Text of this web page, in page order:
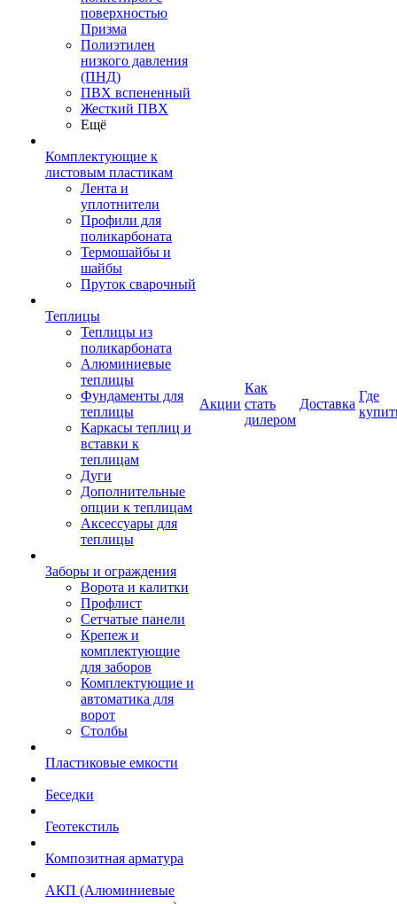
поверхностью
Призма
Полиэтилен
низкого давления
(ПНД)
ПВХ вспененный
Жесткий ПВХ
Ещё
Комплектующие к
листовым пластикам
Лента и
уплотнители
Профили для
поликарбоната
Термошайбы и
шайбы
Пруток сварочный
Теплицы
Теплицы из
поликарбоната
Алюминиевые
теплицы
Фундаменты для
теплицы
Каркасы теплиц и
вставки к
теплицам
Дуги
Дополнительные
опции к теплицам
Аксессуары для
теплицы
Заборы и ограждения
Ворота и калитки
Профлист
Сетчатые панели
Крепеж и
комплектующие
для заборов
Комплектующие и
автоматика для
ворот
Столбы
Пластиковые емкости
Беседки
Геотекстиль
Композитная арматура
АКП (Алюминиевые
Акции
Как
стать
дилером
Доставка
Где